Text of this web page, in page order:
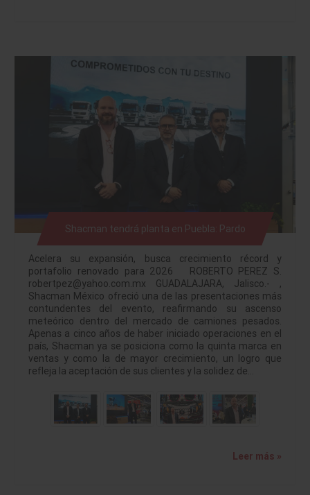
Shacman tendrá planta en Puebla: Pardo
Acelera su expansión, busca crecimiento récord y
portafolio renovado para 2026 ROBERTO PEREZ S.
robertpez@yahoo.com.mx GUADALAJARA, Jalisco.- ,
Shacman México ofreció una de las presentaciones más
contundentes del evento, reafirmando su ascenso
meteórico dentro del mercado de camiones pesados.
Apenas a cinco años de haber iniciado operaciones en el
país, Shacman ya se posiciona como la quinta marca en
ventas y como la de mayor crecimiento, un logro que
refleja la aceptación de sus clientes y la solidez de…
Leer más »